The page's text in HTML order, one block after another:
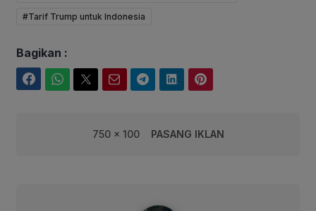
#Tarif Trump untuk Indonesia
Bagikan :
750 x 100 PASANG IKLAN